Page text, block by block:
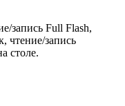
запись Full Flash,
чтение/запись
столе.